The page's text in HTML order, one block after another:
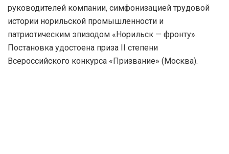
руководителей компании, симфонизацией трудовой
истории норильской промышленности и
патриотическим эпизодом «Норильск — фронту».
Постановка удостоена приза II степени
Всероссийского конкурса «Призвание» (Москва).